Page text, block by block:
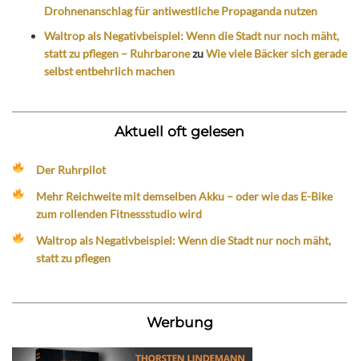
Drohnenanschlag für antiwestliche Propaganda nutzen
Waltrop als Negativbeispiel: Wenn die Stadt nur noch mäht,
statt zu pflegen – RuhrbaronezuWie viele Bäcker sich gerade
selbst entbehrlich machen
Aktuell oft gelesen
Der Ruhrpilot
Mehr Reichweite mit demselben Akku – oder wie das E-Bike
zum rollenden Fitnessstudio wird
Waltrop als Negativbeispiel: Wenn die Stadt nur noch mäht,
statt zu pflegen
Werbung